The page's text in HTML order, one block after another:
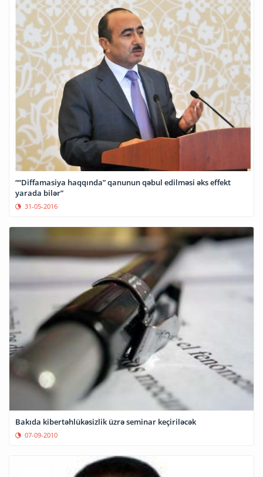
““Diffamasiya haqqında” qanunun qəbul edilməsi əks effekt
yarada bilər”
31-05-2016
Bakıda kibertəhlükəsizlik üzrə seminar keçiriləcək
07-09-2010